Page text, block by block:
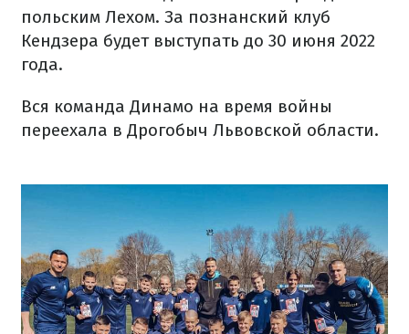
польским Лехом. За познанский клуб
Кендзера будет выступать до 30 июня 2022
года.
Вся команда Динамо на время войны
переехала в Дрогобыч Львовской области.